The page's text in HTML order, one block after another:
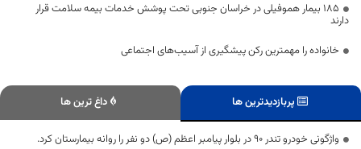
۱۸۵ بیمار هموفیلی در خراسان جنوبی تحت پوشش خدمات بیمه سلامت قرار
دارند
خانواده را مهمترین رکن پیشگیری از آسیب‌های اجتماعی
پربازدیدترین ها داغ ترین ها
واژگونی خودرو تندر ۹۰ در بلوار پیامبر اعظم (ص) دو نفر را روانه بیمارستان کرد.